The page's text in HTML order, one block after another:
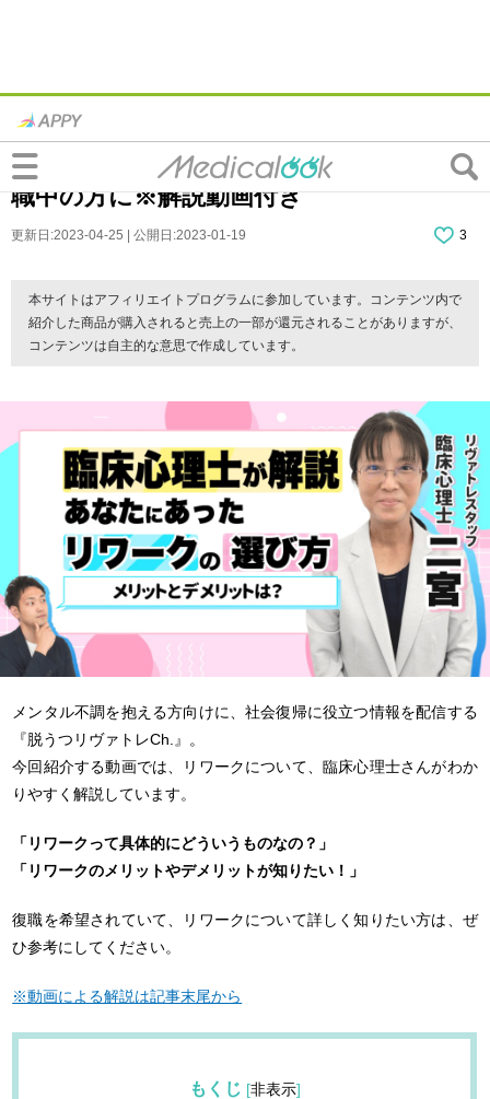
【体験談も】リワークとは？メリット＆デ
メリットを解説！期間は？うつ病などで休
職中の方に※解説動画付き
更新日:2023-04-25 | 公開日:2023-01-19 3
本サイトはアフィリエイトプログラムに参加しています。コンテンツ内で
紹介した商品が購入されると売上の一部が還元されることがありますが、
コンテンツは自主的な意思で作成しています。
メンタル不調を抱える方向けに、社会復帰に役立つ情報を配信する
『脱うつリヴァトレCh.』。
今回紹介する動画では、リワークについて、臨床心理士さんがわか
りやすく解説しています。
「リワークって具体的にどういうものなの？」
「リワークのメリットやデメリットが知りたい！」
復職を希望されていて、リワークについて詳しく知りたい方は、ぜ
ひ参考にしてください。
※動画による解説は記事末尾から
もくじ [非表示]